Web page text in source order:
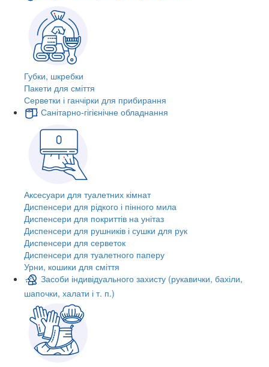
Губки, шкребки
Пакети для сміття
Серветки і ганчірки для прибирання
Санітарно-гігієнічне обладнання
Аксесуари для туалетних кімнат
Диспенсери для рідкого і пінного мила
Диспенсери для покриттів на унітаз
Диспенсери для рушників і сушки для рук
Диспенсери для серветок
Диспенсери для туалетного паперу
Урни, кошики для сміття
Засоби індивідуального захисту (рукавички, бахіли,
шапочки, халати і т. п.)